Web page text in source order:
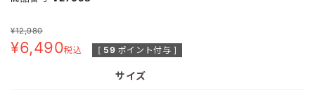
¥12,980
¥6,490税込 [ 59 ポイント付与 ]
サイズ